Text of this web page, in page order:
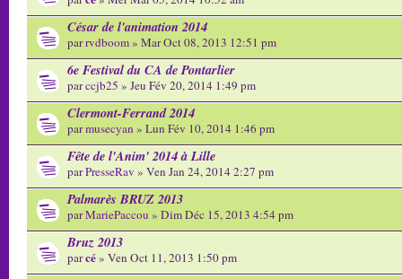
César de l'animation 2014
parrvdboom» Mar Oct 08, 2013 12:51 pm
6e Festival du CA de Pontarlier
parccjb25 » Jeu Fév 20, 2014 1:49 pm
Clermont-Ferrand 2014
parmusecyan » Lun Fév 10, 2014 1:46 pm
Fête de l'Anim' 2014 à Lille
parPresseRav » Ven Jan 24, 2014 2:27 pm
Palmarès BRUZ 2013
parMariePaccou » Dim Déc 15, 2013 4:54 pm
Bruz 2013
parcé» Ven Oct 11, 2013 1:50 pm